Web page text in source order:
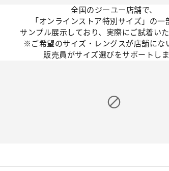
全国のジーユー店舗で、
「オンラインストア特別サイズ」の一
サンプル展示しており、実際にご試着いた
※ご希望のサイズ・レングスが店舗にな
販売員がサイズ選びをサポートしま